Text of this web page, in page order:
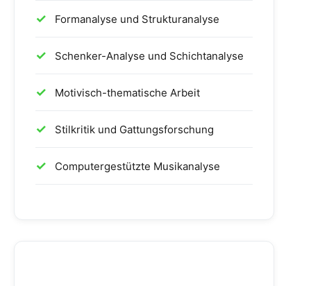
Formanalyse und Strukturanalyse
Schenker-Analyse und Schichtanalyse
Motivisch-thematische Arbeit
Stilkritik und Gattungsforschung
Computergestützte Musikanalyse